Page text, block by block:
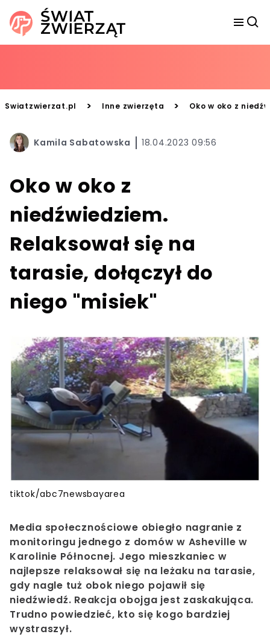
Swiatzwierzat.pl > Inne zwierzęta > Oko w oko z
Kamila Sabatowska 18.04.2023 09:56
Oko w oko z
niedźwiedziem.
Relaksował się na
tarasie, dołączył do
niego "misiek"
tiktok/abc7newsbayarea
Media społecznościowe obiegło nagranie z
monitoringu jednego z domów w Asheville w
Karolinie Północnej. Jego mieszkaniec w
najlepsze relaksował się na leżaku na tarasie,
gdy nagle tuż obok niego pojawił się
niedźwiedź. Reakcja obojga jest zaskakująca.
Trudno powiedzieć, kto się kogo bardziej
wystraszył.